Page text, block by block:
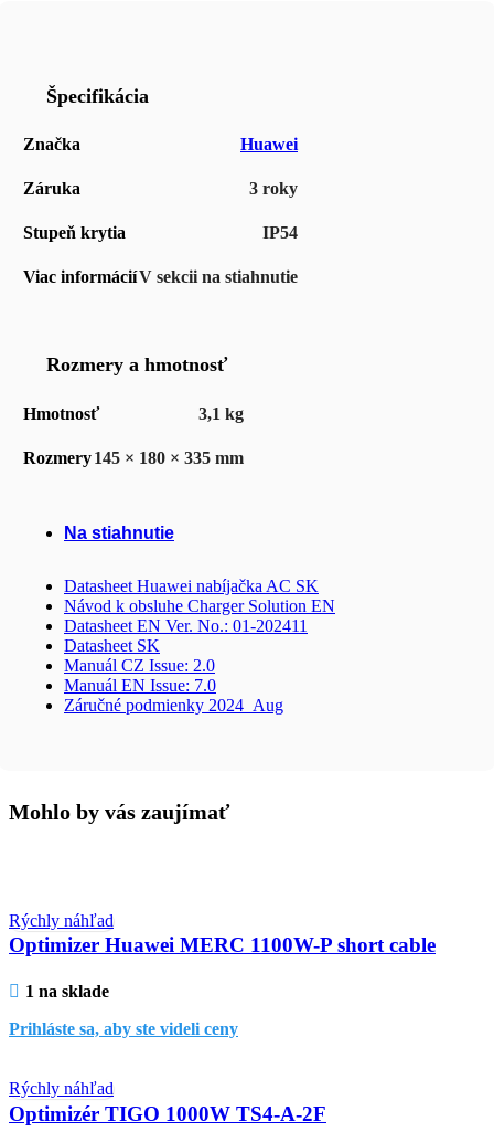
Špecifikácia
Značka Huawei
Záruka 3 roky
Stupeň krytia IP54
Viac informáciíV sekcii na stiahnutie
Rozmery a hmotnosť
Hmotnosť 3,1 kg
Rozmery145 × 180 × 335 mm
Na stiahnutie
Datasheet Huawei nabíjačka AC SK
Návod k obsluhe Charger Solution EN
Datasheet EN Ver. No.: 01-202411
Datasheet SK
Manuál CZ Issue: 2.0
Manuál EN Issue: 7.0
Záručné podmienky 2024_Aug
Mohlo by vás zaujímať
Rýchly náhľad
Optimizer Huawei MERC 1100W-P short cable
1 na sklade
Prihláste sa, aby ste videli ceny
Rýchly náhľad
Optimizér TIGO 1000W TS4-A-2F